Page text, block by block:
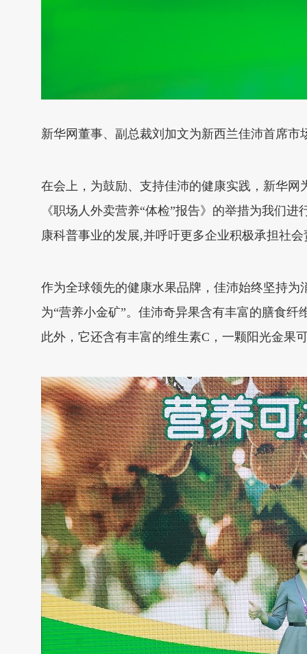
新华网董事、副总裁刘加文为新西兰佳沛首席市
在会上，为鼓励、支持佳沛的健康实践，新华网
《职场人外卖营养“体检”报告》的举措为我们
康科普事业的发展,并呼吁更多企业积极承担社
作为全球领先的健康水果品牌，佳沛始终坚持
为“营养小金矿”。佳沛奇异果含有丰富的膳食
此外，它还含有丰富的维生素C，一颗阳光金果